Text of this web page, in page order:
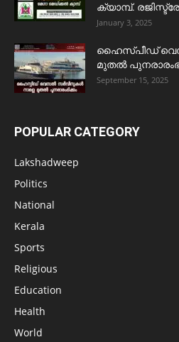
ക്യാമ്പ്.
January 3, 2025
ഹൈസ്പീഡ്
മുതൽ
September 15, 2025
POPULAR CATEGORY
Lakshadweep
Politics
National
Kerala
Sports
Religious
Education
Health
World